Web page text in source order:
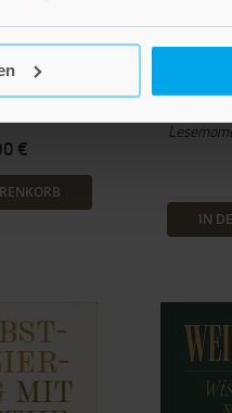
Tea Time
Zitate für die
€
IN